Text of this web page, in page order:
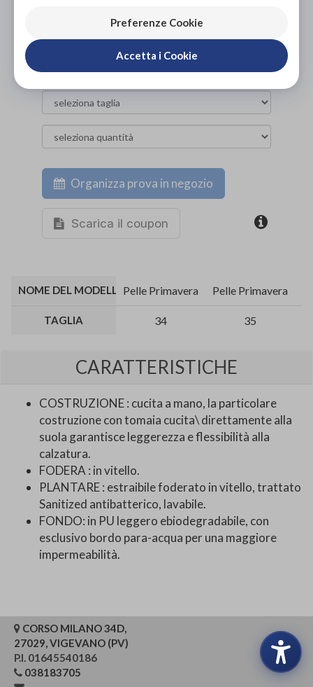
NON DISPONIBILE
NON DISPONIBILE
Organizza prova in negozio
Scarica il coupon
NOME DEL MODELLO E DESCRIZIONE PELLAME
Pelle Primavera Pelle Primavera
TAGLIA 34 35
CARATTERISTICHE
COSTRUZIONE : cucita a mano, la particolare
costruzione con tomaia cucita\ direttamente alla
suola garantisce leggerezza e flessibilità alla
calzatura.
FODERA : in vitello.
PLANTARE : estraibile foderato in vitello, trattato
Sanitized antibatterico, lavabile.
FONDO: in PU leggero ebiodegradabile, con
esclusivo bordo para-acqua per una maggiore
impermeabilità.
CORSO MILANO 34D,
27029, VIGEVANO (PV)
P.I. 01645540186
038183705
Preferenze Cookie
Accetta i Cookie